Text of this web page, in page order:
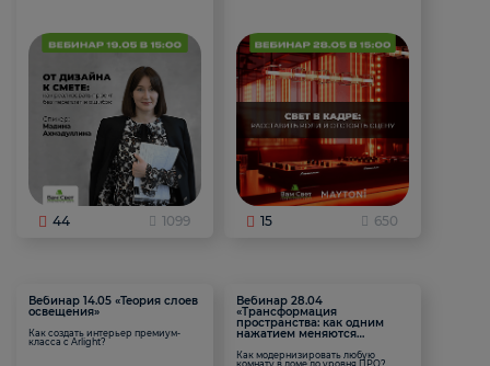
44 1099 15 650
Вебинар 14.05 «Теория слоев
освещения»
Как создать интерьер премиум-
класса с Arlight?
Вебинар 28.04
«Трансформация
пространства: как одним
нажатием меняются
Как модернизировать любую